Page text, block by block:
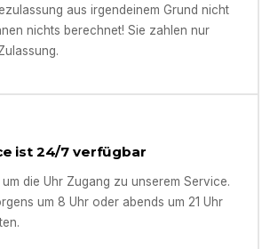
aus irgendeinem Grund nicht
nichts berechnet! Sie zahlen nur
ist 24/7 verfügbar
die Uhr Zugang zu unserem Service.
um 8 Uhr oder abends um 21 Uhr